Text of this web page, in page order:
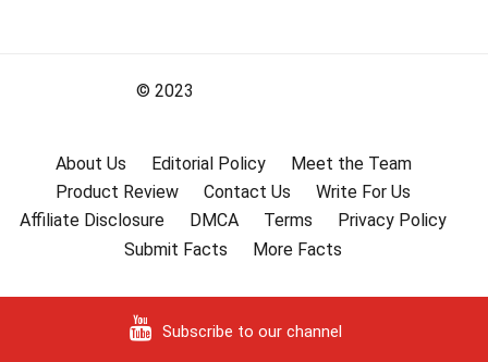
© 2023
About Us Editorial Policy
Meet the Team
Product Review
Contact Us
Write For Us
Affiliate Disclosure
DMCA Terms
Privacy Policy
Submit Facts
More Facts
Subscribe to our channel